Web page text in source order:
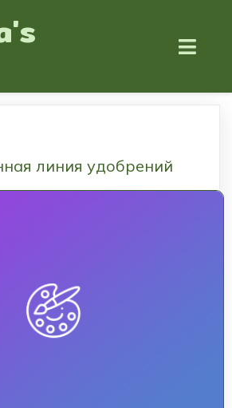
линия удобрений